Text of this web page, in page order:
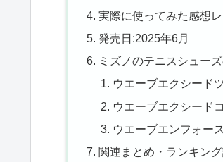
実際に使ってみた感想
発売日:2025年6月
ミズノのテニスシュー
ウエーブエクシード
ウエーブエクシード
ウエーブエンフォー
関連まとめ・ランキン